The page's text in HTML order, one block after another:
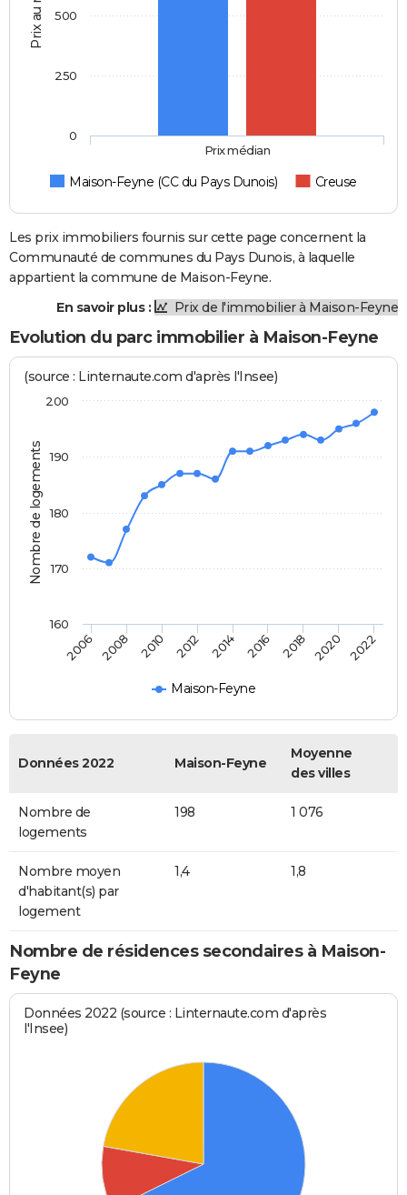
Prix au m2
Maison-Feyne (CC du Pays Dunois) Creuse
Prix médian
0
250
500
Les prix immobiliers fournis sur cette page concernent la
Communauté de communes du Pays Dunois, à laquelle
appartient la commune de Maison-Feyne.
En savoir plus :
Prix de l'immobilier à Maison-Feyne
Evolution du parc immobilier à Maison-Feyne
Nombre de logements
(source : Linternaute.com d'après l'Insee)
Maison-Feyne
2006 2008 2010 2012 2014 2016 2018 2020 2022
160
170
180
190
200
Données 2022 Maison-Feyne
Moyenne
des villes
Nombre de
logements
198 1 076
Nombre moyen
d'habitant(s) par
logement
1,4 1,8
Nombre de résidences secondaires à Maison-
Feyne
Données 2022 (source : Linternaute.com d'après
l'Insee)